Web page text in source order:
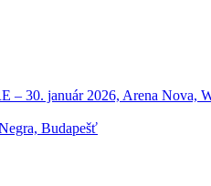
január 2026, Arena Nova,
Budapešť